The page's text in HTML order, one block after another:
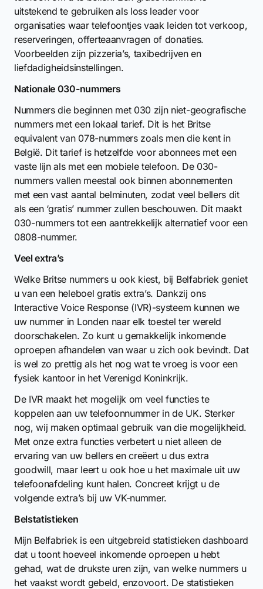
uitstekend te gebruiken als loss leader voor
organisaties waar telefoontjes vaak leiden tot verkoop,
reserveringen, offerteaanvragen of donaties.
Voorbeelden zijn pizzeria’s, taxibedrijven en
liefdadigheidsinstellingen.
Nationale 030-nummers
Nummers die beginnen met 030 zijn niet-geografische
nummers met een lokaal tarief. Dit is het Britse
equivalent van 078-nummers zoals men die kent in
België. Dit tarief is hetzelfde voor abonnees met een
vaste lijn als met een mobiele telefoon. De 030-
nummers vallen meestal ook binnen abonnementen
met een vast aantal belminuten, zodat veel bellers dit
als een ‘gratis’ nummer zullen beschouwen. Dit maakt
030-nummers tot een aantrekkelijk alternatief voor een
0808-nummer.
Veel extra’s
Welke Britse nummers u ook kiest, bij Belfabriek geniet
u van een heleboel gratis extra’s. Dankzij ons
Interactive Voice Response (IVR)-systeem kunnen we
uw nummer in Londen naar elk toestel ter wereld
doorschakelen. Zo kunt u gemakkelijk inkomende
oproepen afhandelen van waar u zich ook bevindt. Dat
is wel zo prettig als het nog wat te vroeg is voor een
fysiek kantoor in het Verenigd Koninkrijk.
De IVR maakt het mogelijk om veel functies te
koppelen aan uw telefoonnummer in de UK. Sterker
nog, wij maken optimaal gebruik van die mogelijkheid.
Met onze extra functies verbetert u niet alleen de
ervaring van uw bellers en creëert u dus extra
goodwill, maar leert u ook hoe u het maximale uit uw
telefoonafdeling kunt halen. Concreet krijgt u de
volgende extra’s bij uw VK-nummer.
Belstatistieken
Mijn Belfabriek is een uitgebreid statistieken dashboard
dat u toont hoeveel inkomende oproepen u hebt
gehad, wat de drukste uren zijn, van welke nummers u
het vaakst wordt gebeld, enzovoort. De statistieken